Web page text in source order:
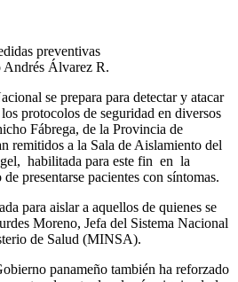
preventivas
Andrés Álvarez R.
se prepara para detectar y atacar
protocolos de seguridad en diversos
Fábrega, de la Provincia de
remitidos a la Sala de Aislamiento del
habilitada para este fin en la
presentarse pacientes con síntomas.
para aislar a aquellos de quienes se
Moreno, Jefa del Sistema Nacional
de Salud (MINSA).
panameño también ha reforzado